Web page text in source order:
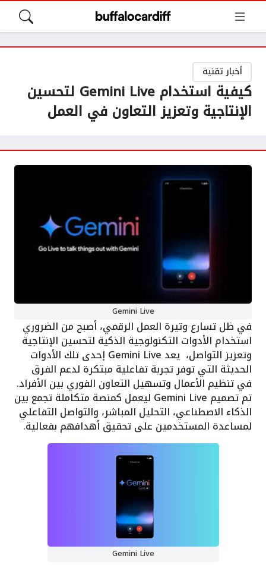
أخبار تقنية
كيفية استخدام Gemini Live لتحسين
الإنتاجية وتعزيز التعاون في العمل
Gemini Live
في ظل تسارع وتيرة العمل الرقمي، أصبح من الضروري
استخدام الأدوات التكنولوجية الذكية لتحسين الإنتاجية
وتعزيز التواصل، يعد Gemini Live إحدى تلك الأدوات
الحديثة التي توفر تجربة تفاعلية مبتكرة لدعم الفرق
في تنظيم الأعمال وتسهيل التعاون الفوري بين الأفراد.
تم تصميم Gemini Live ليعمل كمنصة متكاملة تجمع بين
الذكاء الاصطناعي، التحليل المباشر، والتواصل التفاعلي
لمساعدة المستخدمين على تحقيق أهدافهم بفعالية.
Gemini Live